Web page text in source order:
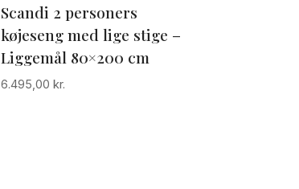
Scandi 2 personers
køjeseng med lige stige –
Liggemål 80×200 cm
6.495,00 kr.